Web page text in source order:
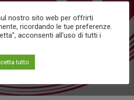
nostro sito web per offrirti
ricordando le tue preferenze.
acconsenti all'uso di tutti i
tutto